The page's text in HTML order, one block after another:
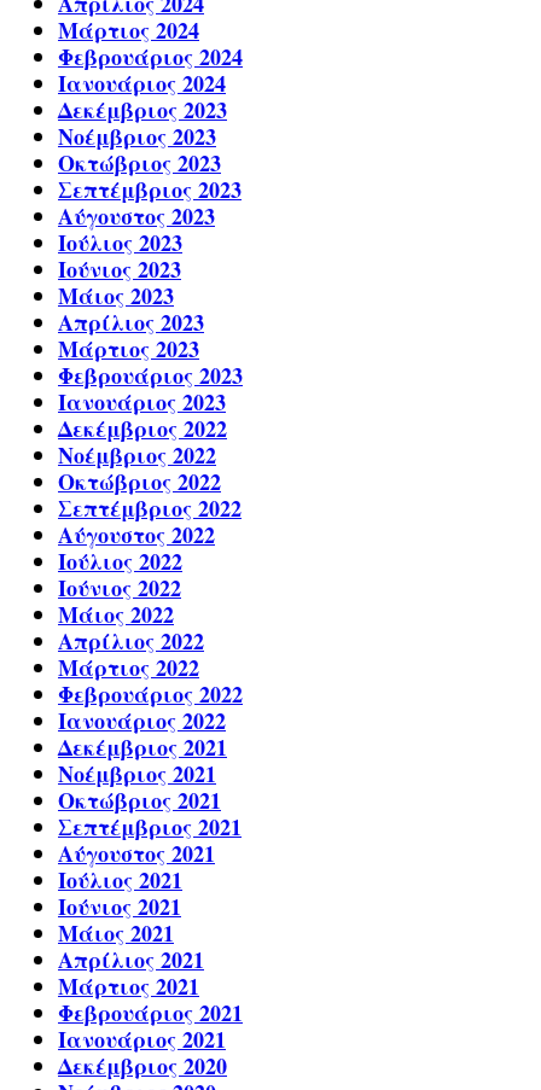
Μάρτιος 2024
Φεβρουάριος 2024
Ιανουάριος 2024
Δεκέμβριος 2023
Νοέμβριος 2023
Οκτώβριος 2023
Σεπτέμβριος 2023
Αύγουστος 2023
Ιούλιος 2023
Ιούνιος 2023
Μάιος 2023
Απρίλιος 2023
Μάρτιος 2023
Φεβρουάριος 2023
Ιανουάριος 2023
Δεκέμβριος 2022
Νοέμβριος 2022
Οκτώβριος 2022
Σεπτέμβριος 2022
Αύγουστος 2022
Ιούλιος 2022
Ιούνιος 2022
Μάιος 2022
Απρίλιος 2022
Μάρτιος 2022
Φεβρουάριος 2022
Ιανουάριος 2022
Δεκέμβριος 2021
Νοέμβριος 2021
Οκτώβριος 2021
Σεπτέμβριος 2021
Αύγουστος 2021
Ιούλιος 2021
Ιούνιος 2021
Μάιος 2021
Απρίλιος 2021
Μάρτιος 2021
Φεβρουάριος 2021
Ιανουάριος 2021
Δεκέμβριος 2020